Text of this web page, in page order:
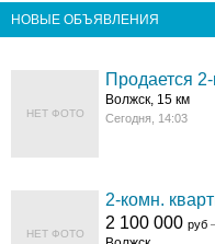
НОВЫЕ ОБЪЯВЛЕНИЯ
НЕТ ФОТО
Продается
Волжск, 15 км
Сегодня, 14:03
НЕТ ФОТО
2-комн.
2 100 000руб